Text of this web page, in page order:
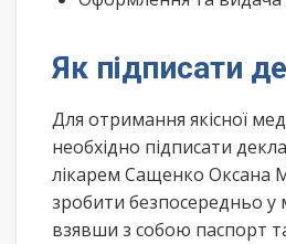
Як підписати
Для отримання якісної
необхідно підписати
лікарем Сащенко Оксана
зробити безпосередньо у
взявши з собою паспорт